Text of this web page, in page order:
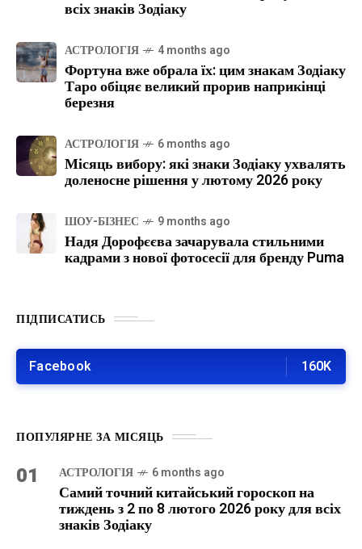
всіх знаків Зодіаку
АСТРОЛОГІЯ 4 months ago
Фортуна вже обрала їх: цим знакам Зодіаку
Таро обіцяє великий прорив наприкінці
березня
АСТРОЛОГІЯ 6 months ago
Місяць вибору: які знаки Зодіаку ухвалять
доленосне рішення у лютому 2026 року
ШОУ-БІЗНЕС 9 months ago
Надя Дорофєєва зачарувала стильними
кадрами з нової фотосесії для бренду Puma
ПІДПИСАТИСЬ
Facebook 160K
ПОПУЛЯРНЕ ЗА МІСЯЦЬ
01 АСТРОЛОГІЯ 6 months ago
Самий точний китайський гороскоп на
тиждень з 2 по 8 лютого 2026 року для всіх
знаків Зодіаку